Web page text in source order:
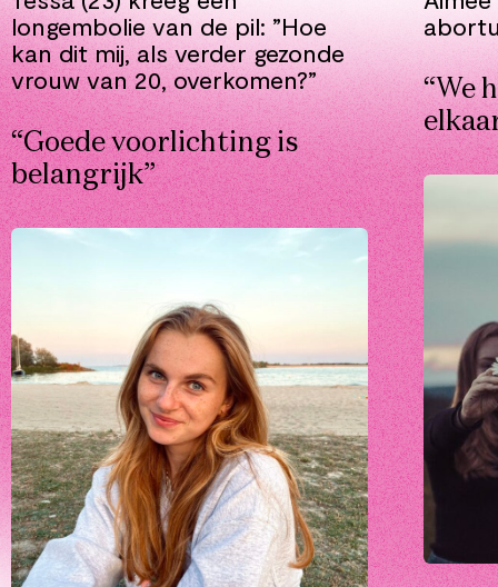
longembolie van de pil: ”Hoe
kan dit mij, als verder gezonde
vrouw van 20, overkomen?”
“Goede voorlichting is
belangrijk”
“We